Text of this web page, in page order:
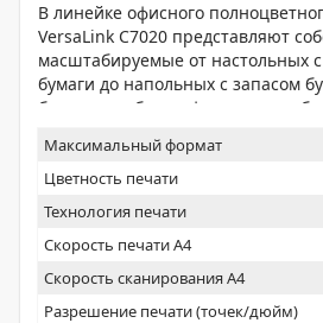
В линейке офисного
VersaLink C7020 представляют
масштабируемые от настольных
бумаги до напольных с запасом
богатым выбором финишного
богатым функционалом печати и
расширяемым за счет установки
приложений, эффективно
рабочие процессы организации.
Встроенный контроллер на
позволяет оптимизировать
счет преднастроенных ярлыков
управления, располагает
Максимальный формат
Цветность печати
Технология печати
Скорость печати А4
Скорость сканирования А4
Разрешение печати (точек/дюйм)